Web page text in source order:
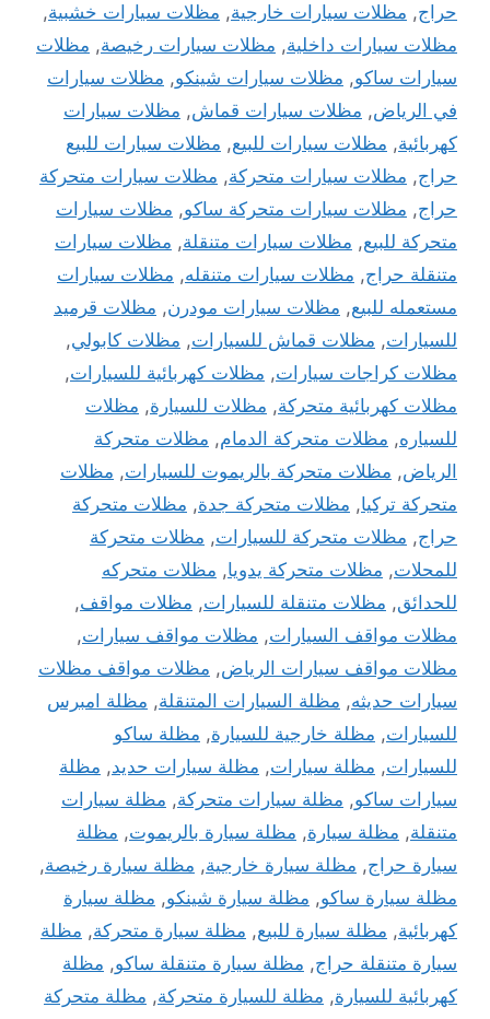
حراج, مظلات سيارات خارجية, مظلات سيارات خشبية,
مظلات سيارات داخلية, مظلات سيارات رخيصة, مظلات
سيارات ساكو, مظلات سيارات شينكو, مظلات سيارات
في الرياض, مظلات سيارات قماش, مظلات سيارات
كهربائية, مظلات سيارات للبيع, مظلات سيارات للبيع
حراج, مظلات سيارات متحركة, مظلات سيارات متحركة
حراج, مظلات سيارات متحركة ساكو, مظلات سيارات
متحركة للبيع, مظلات سيارات متنقلة, مظلات سيارات
متنقلة حراج, مظلات سيارات متنقله, مظلات سيارات
مستعمله للبيع, مظلات سيارات مودرن, مظلات قرميد
للسيارات, مظلات قماش للسيارات, مظلات كابولي,
مظلات كراجات سيارات, مظلات كهربائية للسيارات,
مظلات كهربائية متحركة, مظلات للسيارة, مظلات
للسياره, مظلات متحركة الدمام, مظلات متحركة
الرياض, مظلات متحركة بالريموت للسيارات, مظلات
متحركة تركيا, مظلات متحركة جدة, مظلات متحركة
حراج, مظلات متحركة للسيارات, مظلات متحركة
للمحلات, مظلات متحركة يدويا, مظلات متحركه
للحدائق, مظلات متنقلة للسيارات, مظلات مواقف,
مظلات مواقف السيارات, مظلات مواقف سيارات,
مظلات مواقف سيارات الرياض, مظلات مواقف مظلات
سيارات حديثه, مظلة السيارات المتنقلة, مظلة امبرس
للسيارات, مظلة خارجية للسيارة, مظلة ساكو
للسيارات, مظلة سيارات, مظلة سيارات حديد, مظلة
سيارات ساكو, مظلة سيارات متحركة, مظلة سيارات
متنقلة, مظلة سيارة, مظلة سيارة بالريموت, مظلة
سيارة حراج, مظلة سيارة خارجية, مظلة سيارة رخيصة,
مظلة سيارة ساكو, مظلة سيارة شينكو, مظلة سيارة
كهربائية, مظلة سيارة للبيع, مظلة سيارة متحركة, مظلة
سيارة متنقلة حراج, مظلة سيارة متنقلة ساكو, مظلة
كهربائية للسيارة, مظلة للسيارة متحركة, مظلة متحركة